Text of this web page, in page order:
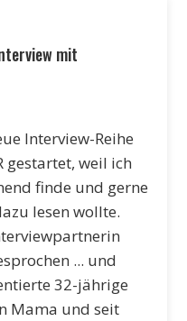
mit
Interview-Reihe
gestartet, weil ich
finde und gerne
lesen wollte.
... und
32-jährige
Mama und seit